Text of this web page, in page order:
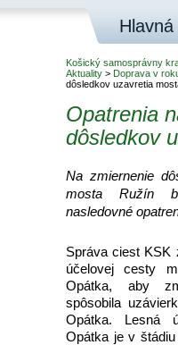
Košický samosprávny
Aktuality > Doprava v
dôsledkov uzavretia
Opatrenia
dôsledkov
Na zmiernenie
mosta Ružín
nasledovné
Správa ciest KSK
účelovej cesty
Opátka, aby
spôsobila
Opátka. Lesná
Opátka je v